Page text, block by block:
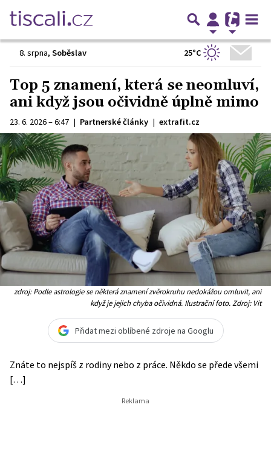
8. srpna, Soběslav 25°C
Top 5 znamení, která se neomluví,
ani když jsou očividně úplně mimo
23. 6. 2026 – 6:47 | Partnerské články | extrafit.cz
zdroj: Podle astrologie se některá znamení zvěrokruhu nedokážou omluvit, ani
když je jejich chyba očividná. Ilustrační foto. Zdroj: Vit
Přidat mezi oblíbené zdroje na Googlu
Znáte to nejspíš z rodiny nebo z práce. Někdo se přede všemi
[…]